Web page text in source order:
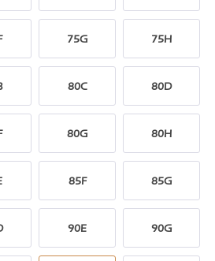
75G 75H
80C 80D
80G 80H
85F 85G
90E 90G